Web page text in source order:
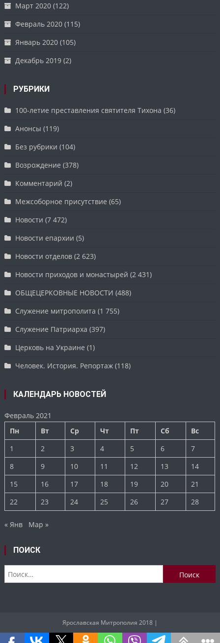
Март 2020 (122)
Февраль 2020 (115)
Январь 2020 (105)
Декабрь 2019 (2)
РУБРИКИ
100-летие преставления святителя Тихона (36)
Анонсы (119)
Без рубрики (104)
Возрождение (378)
Комментарий (2)
Межсоборное присутствие (65)
Новости (7 472)
Новости епархии (5)
Новости отделов (2 623)
Новости приходов и монастырей (2 431)
ОБЩЕЦЕРКОВНЫЕ НОВОСТИ (488)
Служение митрополита (1 755)
Служение Патриарха (397)
Церковь на Украине (1)
Человек. История. Репортаж (118)
КАЛЕНДАРЬ НОВОСТЕЙ
Февраль 2021
Пн
Вт Ср Чт Пт Сб
Вс
1
2 3 4 5 6
7
8
9 10 11 12 13
14
15
16 17 18 19 20
21
22
23 24 25 26 27 28
« Янв Мар »
ПОИСК
Найти:
Ярославская Митрополия 2018 |